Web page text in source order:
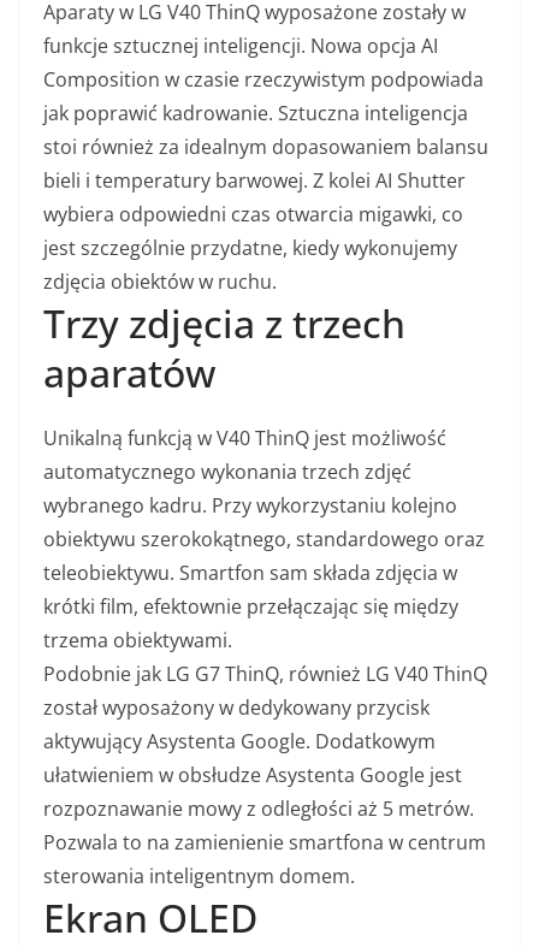
Aparaty w LG V40 ThinQ wyposażone zostały w
funkcje sztucznej inteligencji. Nowa opcja AI
Composition w czasie rzeczywistym podpowiada
jak poprawić kadrowanie. Sztuczna inteligencja
stoi również za idealnym dopasowaniem balansu
bieli i temperatury barwowej. Z kolei AI Shutter
wybiera odpowiedni czas otwarcia migawki, co
jest szczególnie przydatne, kiedy wykonujemy
zdjęcia obiektów w ruchu.
Trzy zdjęcia z trzech
aparatów
Unikalną funkcją w V40 ThinQ jest możliwość
automatycznego wykonania trzech zdjęć
wybranego kadru. Przy wykorzystaniu kolejno
obiektywu szerokokątnego, standardowego oraz
teleobiektywu. Smartfon sam składa zdjęcia w
krótki film, efektownie przełączając się między
trzema obiektywami.
Podobnie jak LG G7 ThinQ, również LG V40 ThinQ
został wyposażony w dedykowany przycisk
aktywujący Asystenta Google. Dodatkowym
ułatwieniem w obsłudze Asystenta Google jest
rozpoznawanie mowy z odległości aż 5 metrów.
Pozwala to na zamienienie smartfona w centrum
sterowania inteligentnym domem.
Ekran OLED